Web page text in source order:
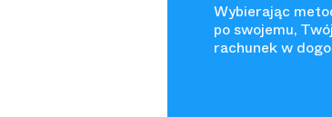
Wybierając
po swojemu,
rachunek w